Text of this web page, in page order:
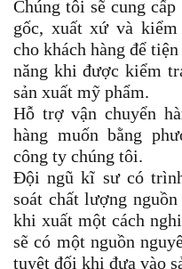
Chúng tôi sẽ cung
gốc, xuất xứ và
cho khách hàng để
năng khi được kiểm
sản xuất mỹ phẩm.
Hỗ trợ vận chuyển
hàng muốn bằng
công ty chúng tôi.
Đội ngũ kĩ sư có
soát chất lượng
khi xuất một cách
sẽ có một nguồn
tuyệt đối khi đưa vào